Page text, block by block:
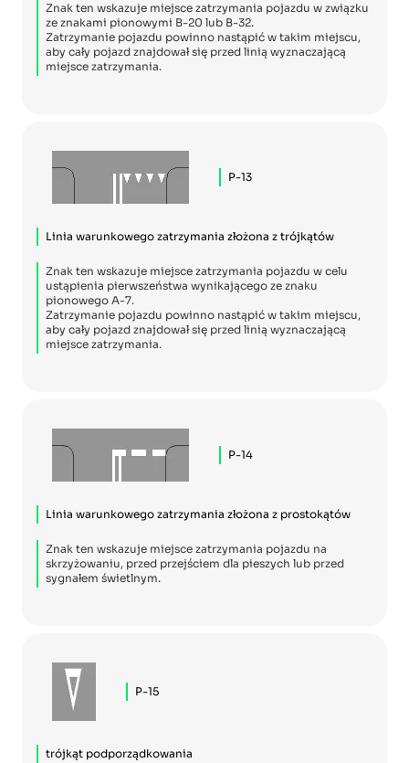
Znak ten wskazuje miejsce zatrzymania pojazdu w związku
ze znakami pionowymi B-20 lub B-32.
Zatrzymanie pojazdu powinno nastąpić w takim miejscu,
aby cały pojazd znajdował się przed linią wyznaczającą
miejsce zatrzymania.
P-13
Linia warunkowego zatrzymania złożona z trójkątów
Znak ten wskazuje miejsce zatrzymania pojazdu w celu
ustąpienia pierwszeństwa wynikającego ze znaku
pionowego A-7.
Zatrzymanie pojazdu powinno nastąpić w takim miejscu,
aby cały pojazd znajdował się przed linią wyznaczającą
miejsce zatrzymania.
P-14
Linia warunkowego zatrzymania złożona z prostokątów
Znak ten wskazuje miejsce zatrzymania pojazdu na
skrzyżowaniu, przed przejściem dla pieszych lub przed
sygnałem świetlnym.
P-15
trójkąt podporządkowania